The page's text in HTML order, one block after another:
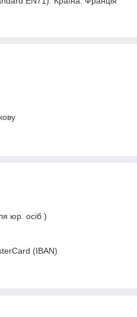
юр. осіб )
(IBAN)